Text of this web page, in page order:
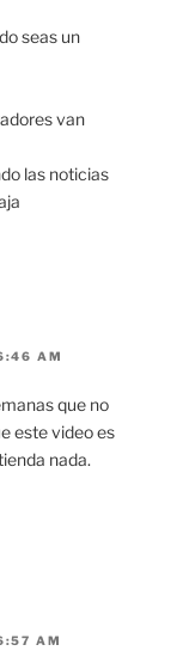
seas un
van
las noticias
AM
que no
este video es
nada.
AM